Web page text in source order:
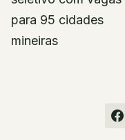
para 95 cidades
mineiras